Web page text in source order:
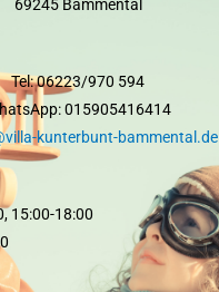
69245 Bammental
Tel: 06223/970 594
015905416414
kunterbunt-bammental.de
15:00-18:00